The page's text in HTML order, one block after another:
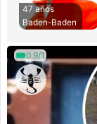
47 años
Baden-Baden
0.9/1